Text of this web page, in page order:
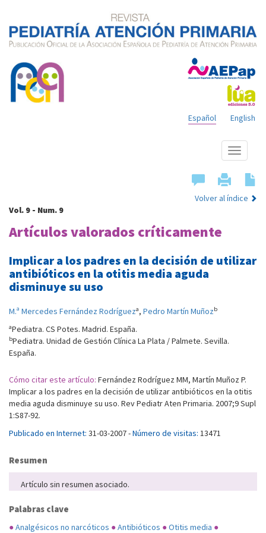
English
Español
Mostrar
menú
Volver al índice
Vol. 9 - Num. 9
Artículos valorados críticamente
Implicar a los padres en la decisión de utilizar
antibióticos en la otitis media aguda
disminuye su uso
M.ª Mercedes Fernández Rodrígueza, Pedro Martín Muñozb
aPediatra. CS Potes. Madrid. España.
bPediatra. Unidad de Gestión Clínica La Plata / Palmete. Sevilla.
España.
Cómo citar este artículo: Fernández Rodríguez MM, Martín Muñoz P.
Implicar a los padres en la decisión de utilizar antibióticos en la otitis
media aguda disminuye su uso. Rev Pediatr Aten Primaria. 2007;9 Supl
1:S87-92.
Publicado en Internet: 31-03-2007 -Número de visitas: 13471
Resumen
Artículo sin resumen asociado.
Palabras clave
●Analgésicos no narcóticos ●Antibióticos ●Otitis media ●